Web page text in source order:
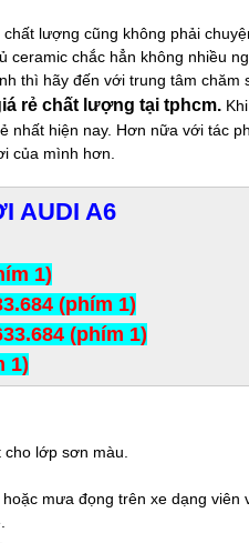
lượng cũng không phải
chắc hẳn không nhiều
thì hãy đến với trung tâm chăm
rẻ chất lượng tại tphcm.
hiện nay. Hơn nữa với tác
của mình hơn.
AUDI A6
1)
(phím 1)
(phím 1)
1)
lớp sơn màu.
mưa đọng trên xe dạng